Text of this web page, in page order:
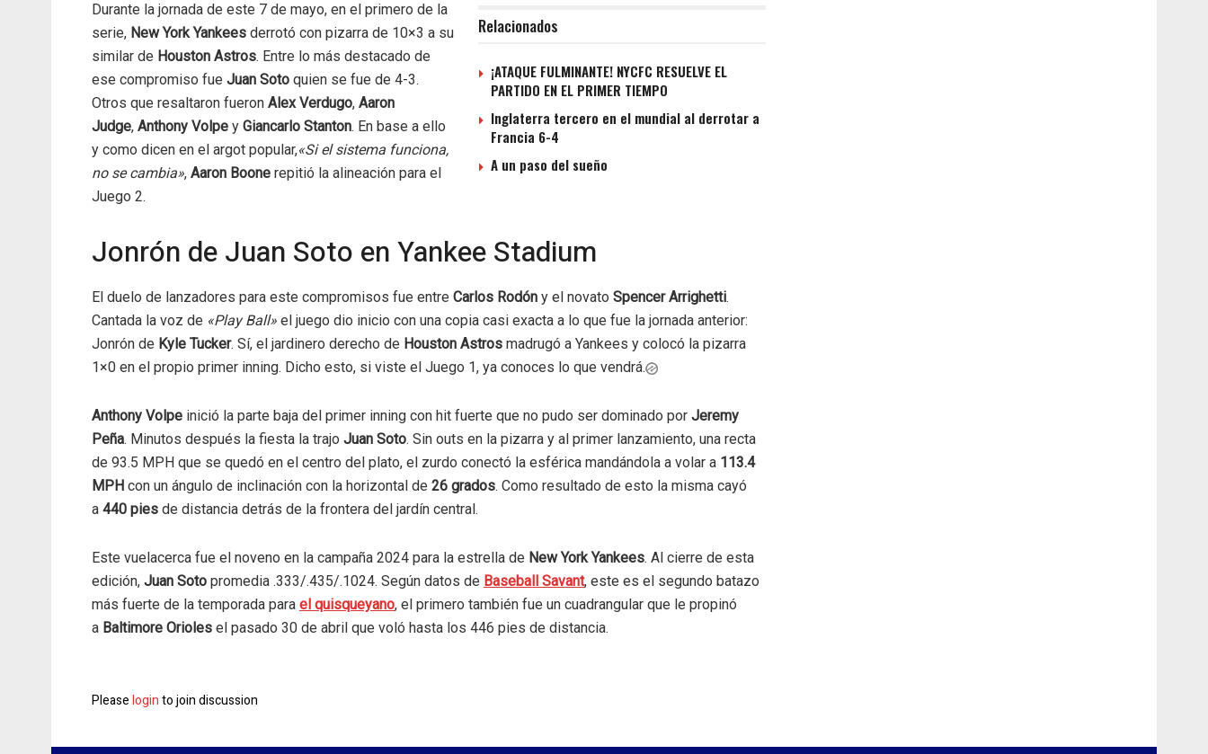
Relacionados
¡ATAQUE FULMINANTE! NYCFC RESUELVE EL
PARTIDO EN EL PRIMER TIEMPO
Inglaterra tercero en el mundial al derrotar a
Francia 6-4
A un paso del sueño
Durante la jornada de este 7 de mayo, en el primero de la
serie, New York Yankees derrotó con pizarra de 10×3 a su
similar de Houston Astros. Entre lo más destacado de
ese compromiso fue Juan Soto quien se fue de 4-3.
Otros que resaltaron fueron Alex Verdugo, Aaron
Judge, Anthony Volpe y Giancarlo Stanton. En base a ello
y como dicen en el argot popular,«Si el sistema funciona,
no se cambia», Aaron Boone repitió la alineación para el
Juego 2.
Jonrón de Juan Soto en Yankee Stadium
El duelo de lanzadores para este compromisos fue entre Carlos Rodón y el novato Spencer Arrighetti.
Cantada la voz de «Play Ball» el juego dio inicio con una copia casi exacta a lo que fue la jornada anterior:
Jonrón de Kyle Tucker. Sí, el jardinero derecho de Houston Astros madrugó a Yankees y colocó la pizarra
1×0 en el propio primer inning. Dicho esto, si viste el Juego 1, ya conoces lo que vendrá.
Anthony Volpe inició la parte baja del primer inning con hit fuerte que no pudo ser dominado por Jeremy
Peña. Minutos después la fiesta la trajo Juan Soto. Sin outs en la pizarra y al primer lanzamiento, una recta
de 93.5 MPH que se quedó en el centro del plato, el zurdo conectó la esférica mandándola a volar a 113.4
MPH con un ángulo de inclinación con la horizontal de 26 grados. Como resultado de esto la misma cayó
a 440 pies de distancia detrás de la frontera del jardín central.
Este vuelacerca fue el noveno en la campaña 2024 para la estrella de New York Yankees. Al cierre de esta
edición, Juan Soto promedia .333/.435/.1024. Según datos de Baseball Savant, este es el segundo batazo
más fuerte de la temporada para el quisqueyano, el primero también fue un cuadrangular que le propinó
a Baltimore Orioles el pasado 30 de abril que voló hasta los 446 pies de distancia.
Pleaseloginto join discussion